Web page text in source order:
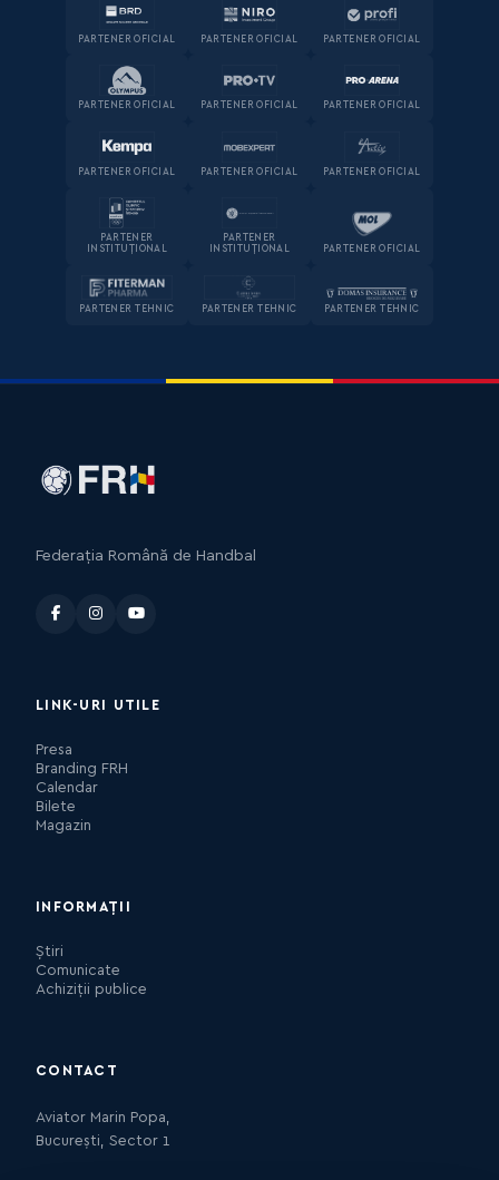
PARTENER OFICIAL PARTENER OFICIAL PARTENER OFICIAL
PARTENER OFICIAL PARTENER OFICIAL PARTENER OFICIAL
PARTENER OFICIAL PARTENER OFICIAL PARTENER OFICIAL
PARTENER
INSTITUȚIONAL
PARTENER
INSTITUȚIONAL
PARTENER OFICIAL
PARTENER TEHNIC PARTENER TEHNIC PARTENER TEHNIC
Federația Română de Handbal
LINK-URI UTILE
Presa
Branding FRH
Calendar
Bilete
Magazin
INFORMAȚII
Știri
Comunicate
Achiziții publice
CONTACT
Aviator Marin Popa,
București, Sector 1